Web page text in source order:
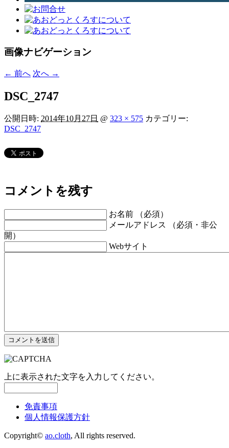
画像ナビゲーション
← 前へ 次へ →
DSC_2747
公開日時: 2014年10月27日 @ 323 × 575 カテゴリー:
DSC_2747
コメントを残す
お名前 （必須）
メールアドレス （必須・非公
開）
Webサイト
上に表示された文字を入力してください。
免責事項
個人情報保護方針
Copyright© ao.cloth, All rights reserved.